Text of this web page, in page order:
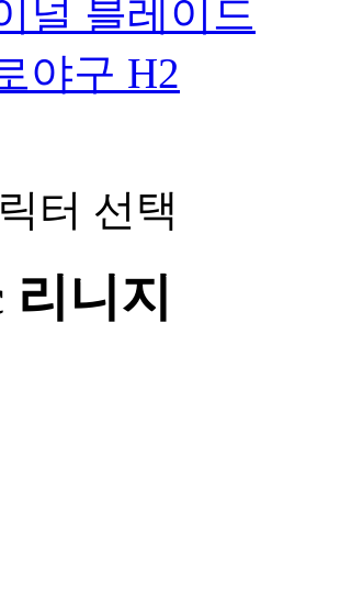
널 블레이드
야구 H2
터 선택
리니지